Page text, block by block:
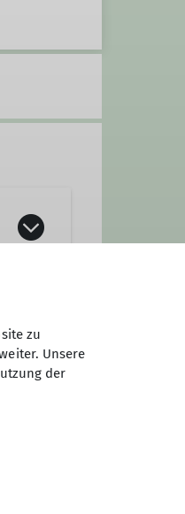
zu
Unsere
der